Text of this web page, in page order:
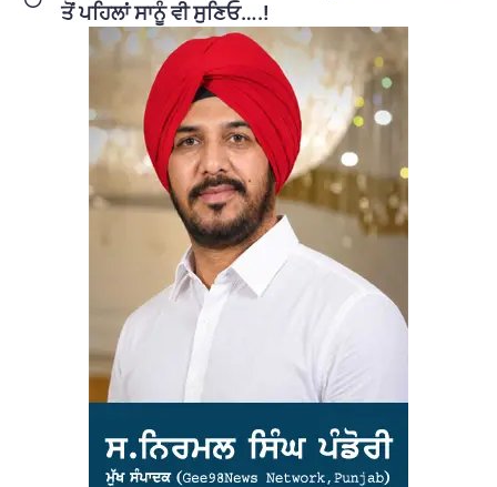
ਤੋਂ ਪਹਿਲਾਂ ਸਾਨੂੰ ਵੀ ਸੁਣਿਓ….!